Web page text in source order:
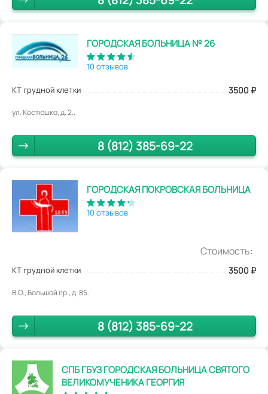
ГОРОДСКАЯ БОЛЬНИЦА № 26
10 отзывов
КТ грудной клетки 3500 ₽
ул. Костюшко, д. 2..
8 (812) 385-69-22
ГОРОДСКАЯ ПОКРОВСКАЯ БОЛЬНИЦА
10 отзывов
Стоимость:
КТ грудной клетки 3500 ₽
В.О., Большой пр., д. 85.
8 (812) 385-69-22
СПБ ГБУЗ ГОРОДСКАЯ БОЛЬНИЦА СВЯТОГО
ВЕЛИКОМУЧЕНИКА ГЕОРГИЯ